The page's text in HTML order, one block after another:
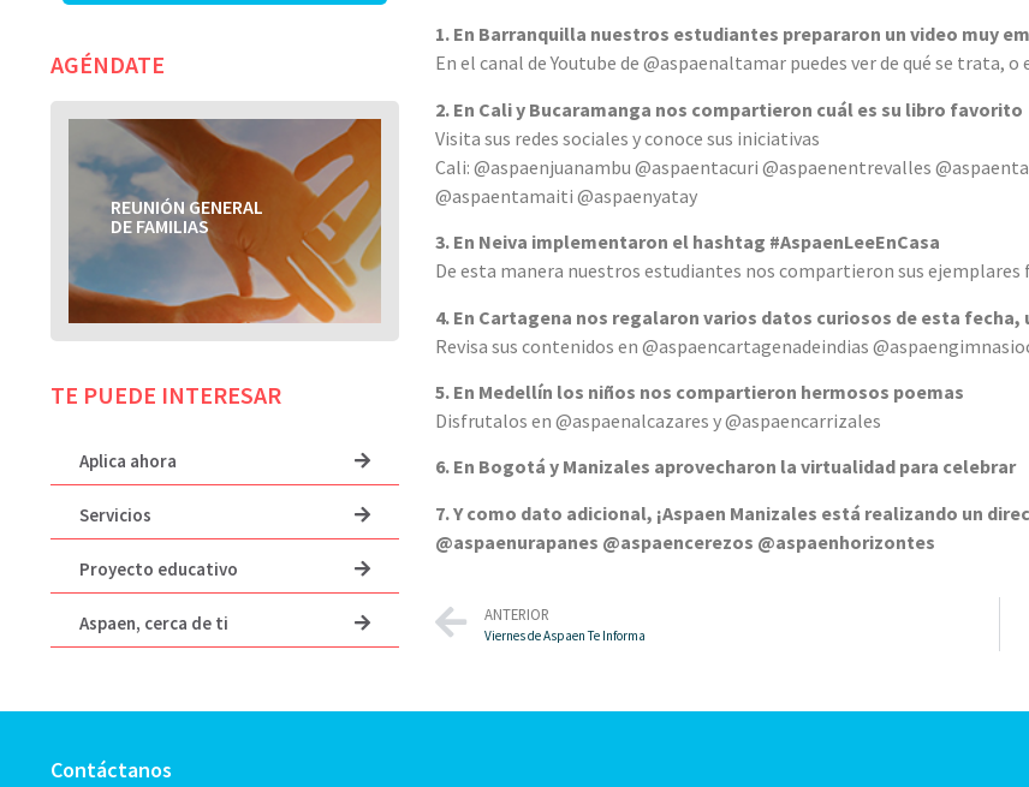
AGÉNDATE
REUNIÓN GENERAL
DE FAMILIAS
REUNIÓN GENERAL
DE FAMILIAS
TE PUEDE INTERESAR
Aplica ahora
Servicios
Proyecto educativo
Aspaen, cerca de ti
1. En Barranquilla nuestros estudiantes prepararon un video muy
En el canal de Youtube de @aspaenaltamar puedes ver de qué se trata, o
2. En Cali y Bucaramanga nos compartieron cuál es su libro favorito
Visita sus redes sociales y conoce sus iniciativas
Cali: @aspaenjuanambu @aspaentacuri @aspaenentrevalles
@aspaentamaiti @aspaenyatay
3. En Neiva implementaron el hashtag #AspaenLeeEnCasa
De esta manera nuestros estudiantes nos compartieron sus
4. En Cartagena nos regalaron varios datos curiosos de esta
Revisa sus contenidos en @aspaencartagenadeindias
5. En Medellín los niños nos compartieron hermosos poemas
Disfrutalos en @aspaenalcazares y @aspaencarrizales
6. En Bogotá y Manizales aprovecharon la virtualidad para celebrar
7. Y como dato adicional, ¡Aspaen Manizales está realizando un
@aspaenurapanes @aspaencerezos @aspaenhorizontes
ANTERIOR
Viernes de Aspaen Te Informa
Contáctanos